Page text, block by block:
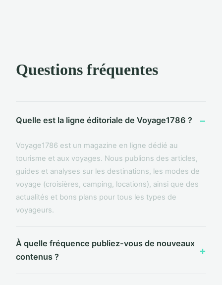
Questions fréquentes
Quelle est la ligne éditoriale de Voyage1786 ?
Voyage1786 est un magazine en ligne dédié au
tourisme et aux voyages. Nous publions des articles,
guides et analyses sur les destinations, les modes de
voyage (croisières, camping, locations), ainsi que des
actualités et bons plans pour tous les types de
voyageurs.
À quelle fréquence publiez-vous de nouveaux
contenus ?